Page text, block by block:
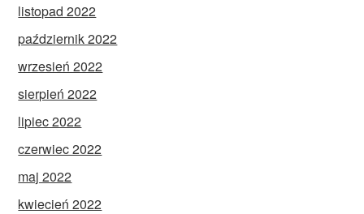
listopad 2022
październik 2022
wrzesień 2022
sierpień 2022
lipiec 2022
czerwiec 2022
maj 2022
kwiecień 2022